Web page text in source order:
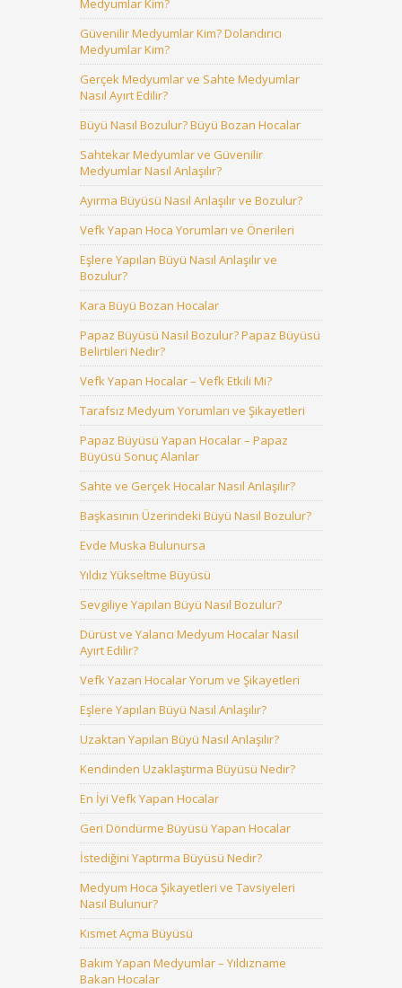
Medyumlar Kim?
Güvenilir Medyumlar Kim? Dolandırıcı
Medyumlar Kim?
Gerçek Medyumlar ve Sahte Medyumlar
Nasıl Ayırt Edilir?
Büyü Nasıl Bozulur? Büyü Bozan Hocalar
Sahtekar Medyumlar ve Güvenilir
Medyumlar Nasıl Anlaşılır?
Ayırma Büyüsü Nasıl Anlaşılır ve Bozulur?
Vefk Yapan Hoca Yorumları ve Önerileri
Eşlere Yapılan Büyü Nasıl Anlaşılır ve
Bozulur?
Kara Büyü Bozan Hocalar
Papaz Büyüsü Nasıl Bozulur? Papaz Büyüsü
Belirtileri Nedir?
Vefk Yapan Hocalar – Vefk Etkili Mi?
Tarafsız Medyum Yorumları ve Şikayetleri
Papaz Büyüsü Yapan Hocalar – Papaz
Büyüsü Sonuç Alanlar
Sahte ve Gerçek Hocalar Nasıl Anlaşılır?
Başkasının Üzerindeki Büyü Nasıl Bozulur?
Evde Muska Bulunursa
Yıldız Yükseltme Büyüsü
Sevgiliye Yapılan Büyü Nasıl Bozulur?
Dürüst ve Yalancı Medyum Hocalar Nasıl
Ayırt Edilir?
Vefk Yazan Hocalar Yorum ve Şikayetleri
Eşlere Yapılan Büyü Nasıl Anlaşılır?
Uzaktan Yapılan Büyü Nasıl Anlaşılır?
Kendinden Uzaklaştırma Büyüsü Nedir?
En İyi Vefk Yapan Hocalar
Geri Döndürme Büyüsü Yapan Hocalar
İstediğini Yaptırma Büyüsü Nedir?
Medyum Hoca Şikayetleri ve Tavsiyeleri
Nasıl Bulunur?
Kısmet Açma Büyüsü
Bakım Yapan Medyumlar – Yıldızname
Bakan Hocalar